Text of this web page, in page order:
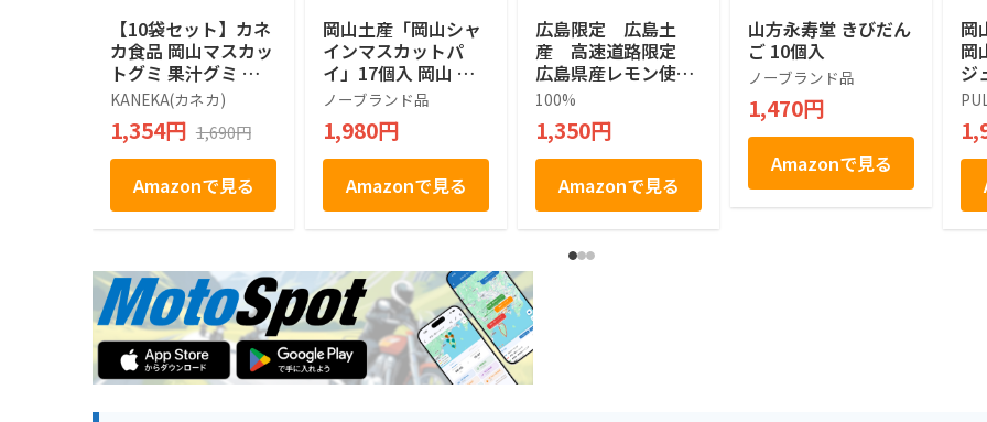
【10袋セット】カネ
カ食品 岡山マスカッ
トグミ 果汁グミ ラ
ブレ乳酸菌入り 40g
×10袋 人気 大容量
KANEKA(カネカ)
1,354円 1,690円
Amazonで見る
岡山土産「岡山シャ
インマスカットパ
イ」17個入 岡山 お
土産 お菓子
ノーブランド品
1,980円
Amazonで見る
広島限定 広島土
産 高速道路限定
広島県産レモン使
用 おひなたレモン
Lemon no aji no ka
waii tart cookie 檸
檬タルトクッキー
焼菓子 １２個
100%
1,350円
Amazonで見る
山方永寿堂 きびだん
ご 10個入
ノーブランド品
1,470円
Amazonで見る
岡
岡
ジ
白